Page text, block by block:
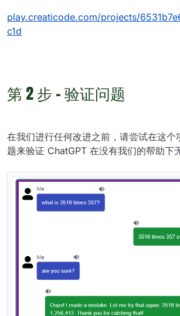
play.creaticode.com/projects/
c1d
第 2 步 - 验证问题
在我们进行任何改进之前，请尝试在这个
题来验证 ChatGPT 在没有我们的帮助下